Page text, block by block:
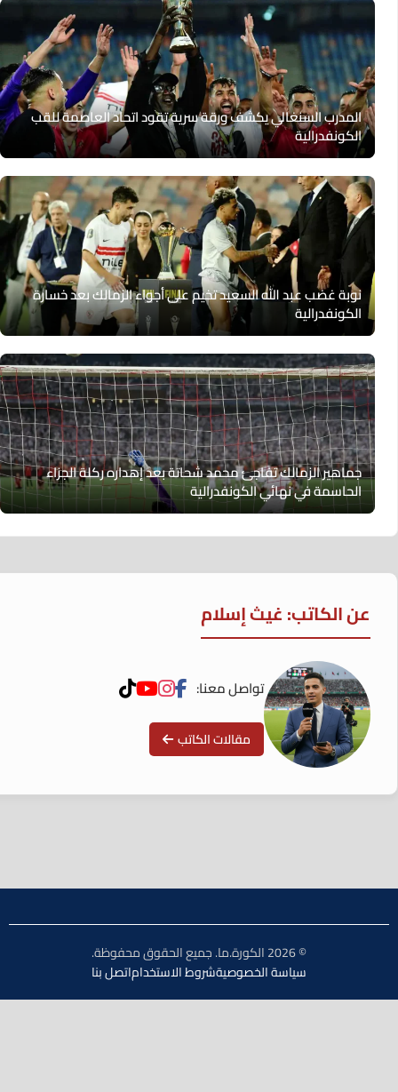
المدرب السنغالي يكشف ورقة سرية تقود اتحاد العاصمة للقب
الكونفدرالية
نوبة غضب عبد الله السعيد تخيم على أجواء الزمالك بعد خسارة
الكونفدرالية
جماهير الزمالك تفاجئ محمد شحاتة بعد إهداره ركلة الجزاء
الحاسمة في نهائي الكونفدرالية
عن الكاتب: غيث إسلام
تواصل معنا:
مقالات الكاتب
سياسة الخصوصيةشروط الاستخداماتصل بنا